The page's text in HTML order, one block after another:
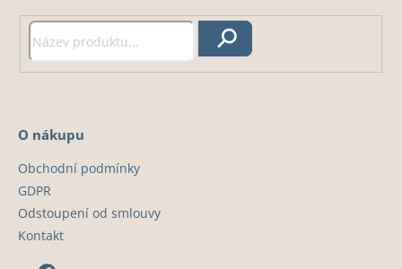
Hledat
O nákupu
Obchodní podmínky
GDPR
Odstoupení od smlouvy
Kontakt